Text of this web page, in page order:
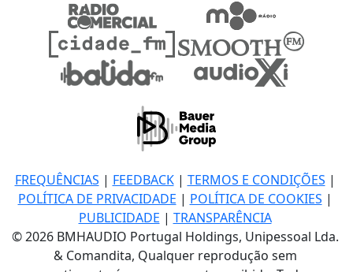
FREQUÊNCIAS | FEEDBACK| TERMOS E CONDIÇÕES |
POLÍTICA DE PRIVACIDADE | POLÍTICA DE COOKIES |
PUBLICIDADE | TRANSPARÊNCIA
© 2026 BMHAUDIO Portugal Holdings, Unipessoal Lda.
& Comandita, Qualquer reprodução sem